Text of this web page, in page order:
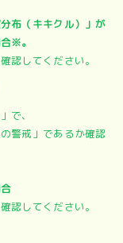
布（キキクル）」が
※。
してください。
で、
戒」であるか確認
してください。